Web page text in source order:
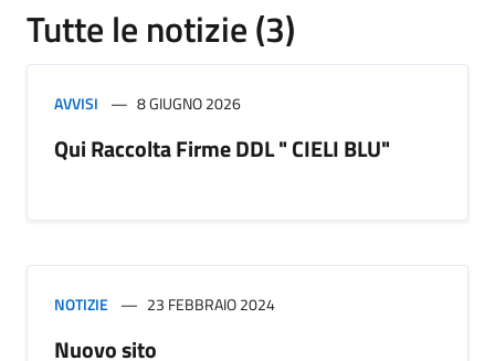
Tutte le notizie (3)
AVVISI 8 GIUGNO 2026
Qui Raccolta Firme DDL " CIELI BLU"
NOTIZIE 23 FEBBRAIO 2024
Nuovo sito